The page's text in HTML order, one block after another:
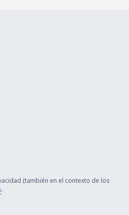
(también en el contexto de los
.